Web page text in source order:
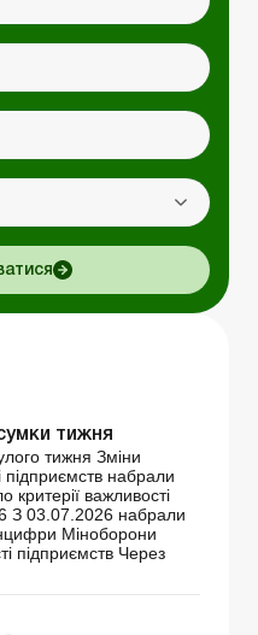
тижня
тижня Зміни
підприємств набрали
критерії важливості
З 03.07.2026 набрали
Міноборони
підприємств Через